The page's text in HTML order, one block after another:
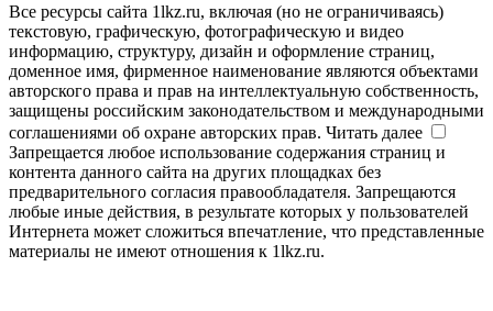
Все ресурсы сайта 1lkz.ru, включая (но не ограничиваясь)
текстовую, графическую, фотографическую и видео
информацию, структуру, дизайн и оформление страниц,
доменное имя, фирменное наименование являются объектами
авторского права и прав на интеллектуальную собственность,
защищены российским законодательством и международными
соглашениями об охране авторских прав. Читать далее
Запрещается любое использование содержания страниц и
контента данного сайта на других площадках без
предварительного согласия правообладателя. Запрещаются
любые иные действия, в результате которых у пользователей
Интернета может сложиться впечатление, что представленные
материалы не имеют отношения к 1lkz.ru.